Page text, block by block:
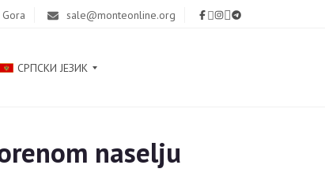
sale@monteonline.org
СРПСКИ ЈЕЗИК
naselju